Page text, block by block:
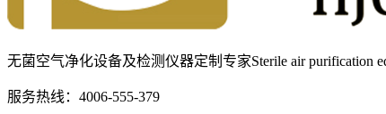
无菌空气净化设备及检测仪器定制专家Sterile air purification
服务热线： 4006-555-379